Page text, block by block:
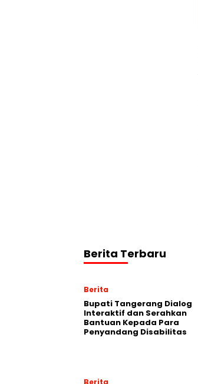
Berita Terbaru
Berita
Bupati Tangerang Dialog
Interaktif dan Serahkan
Bantuan Kepada Para
Penyandang Disabilitas
Berita